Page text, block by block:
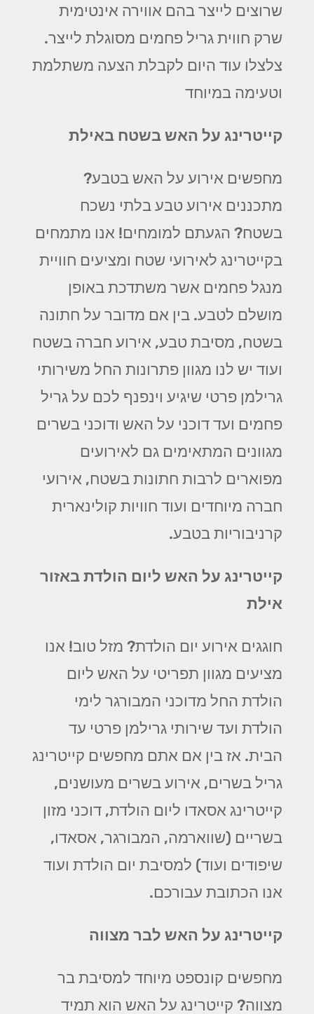
שרוצים לייצר בהם אווירה אינטימית
שרק חווית גריל פחמים מסוגלת לייצר.
צלצלו עוד היום לקבלת הצעה משתלמת
וטעימה במיוחד
קייטרינג על האש בשטח באילת
מחפשים אירוע על האש בטבע?
מתכננים אירוע טבע בלתי נשכח
בשטח? הגעתם למומחים! אנו מתמחים
בקייטרינג לאירועי שטח ומציעים חוויית
מנגל פחמים אשר משתדכת באופן
מושלם לטבע. בין אם מדובר על חתונה
בשטח, מסיבת טבע, אירוע חברה בשטח
ועוד יש לנו מגוון פתרונות החל משירותי
גרילמן פרטי שיגיע וינפנף לכם על גריל
פחמים ועד דוכני על האש ודוכני בשרים
מגוונים המתאימים גם לאירועים
מפוארים לרבות חתונות בשטח, אירועי
חברה מיוחדים ועוד חוויות קולינארית
קרניבוריות בטבע.
קייטרינג על האש ליום הולדת באזור
אילת
חוגגים אירוע יום הולדת? מזל טוב! אנו
מציעים מגוון תפריטי על האש ליום
הולדת החל מדוכני המבורגר לימי
הולדת ועד שירותי גרילמן פרטי עד
הבית. אז בין אם אתם מחפשים קייטרינג
גריל בשרים, אירוע בשרים מעושנים,
קייטרינג אסאדו ליום הולדת, דוכני מזון
בשריים (שווארמה, המבורגר, אסאדו,
שיפודים ועוד) למסיבת יום הולדת ועוד
אנו הכתובת עבורכם.
קייטרינג על האש לבר מצווה
מחפשים קונספט מיוחד למסיבת בר
מצווה? קייטרינג על האש הוא תמיד